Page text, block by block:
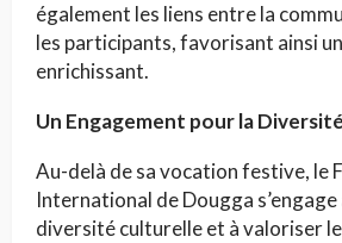
également les liens entre la
les participants, favorisant ainsi
enrichissant.
Un Engagement pour la
Au-delà de sa vocation festive, le
International de Dougga
diversité culturelle et à valoriser